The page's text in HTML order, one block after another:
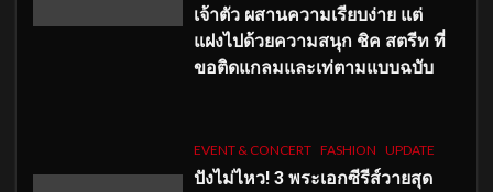
เจ้าตัว ผสานความเรียบง่าย แต่
แฝงไปด้วยความสนุก ชิค สตรีท ที่
ขอติดแกลมและเท่ตามแบบฉบับ
EVENT & CONCERT FASHION UPDATE
ปังไม่ไหว! 3 พระเอกซีรีส์วายสุด